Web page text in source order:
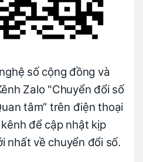
số cộng đồng và
Zalo "Chuyển đổi số
tâm” trên điện thoại
để cập nhật kịp
nhất về chuyển đổi số.